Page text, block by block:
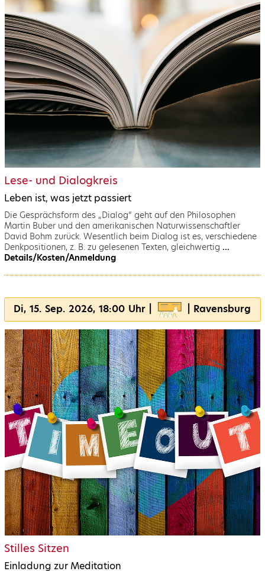
Lese- und Dialogkreis
Leben ist, was jetzt passiert
Die Gesprächsform des „Dialog“ geht auf den Philosophen
Martin Buber und den amerikanischen Naturwissenschaftler
David Bohm zurück. Wesentlich beim Dialog ist es, verschiedene
Denkpositionen, z. B. zu gelesenen Texten, gleichwertig ...
Details/Kosten/Anmeldung
Di, 15. Sep. 2026, 18:00 Uhr | | Ravensburg
Stilles Sitzen
Einladung zur Meditation